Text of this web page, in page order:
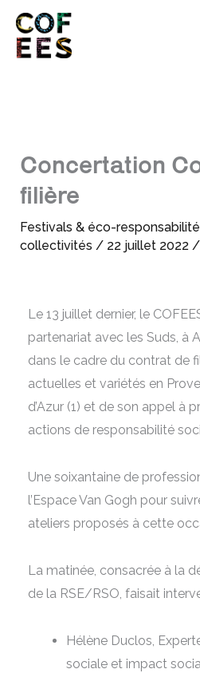
Concertation
filière
Festivals & éco-responsabilité
collectivités / 22 juillet 2022 /
Le 13 juillet dernier, le
partenariat avec les Suds, à
dans le cadre du contrat de
actuelles et variétés en
d’Azur (1) et de son appel à
actions de responsabilité
Une soixantaine de
l’Espace Van Gogh pour
ateliers proposés à cette
La matinée, consacrée à la
de la RSE/RSO, faisait
Hélène Duclos,
sociale et impact